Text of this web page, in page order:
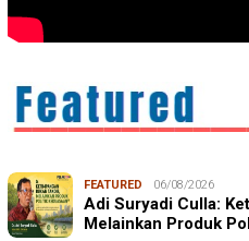
FEATURED 06/08/2026
Adi Suryadi Culla:
Melainkan Produk